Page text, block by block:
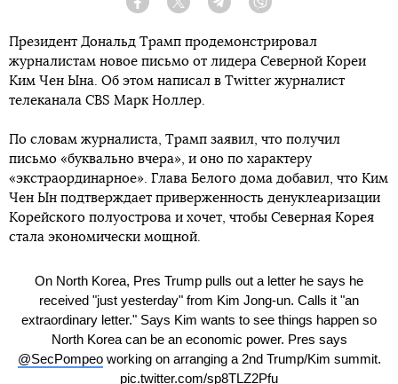
Facebook Twitter Telegram
Президент Дональд Трамп продемонстрировал
журналистам новое письмо от лидера Северной Кореи
Ким Чен Ына. Об этом написал в Twitter журналист
телеканала CBS Марк Ноллер.
По словам журналиста, Трамп заявил, что получил
письмо «буквально вчера», и оно по характеру
«экстраординарное». Глава Белого дома добавил, что Ким
Чен Ын подтверждает приверженность денуклеаризации
Корейского полуострова и хочет, чтобы Северная Корея
стала экономически мощной.
On North Korea, Pres Trump pulls out a letter he says he
received "just yesterday" from Kim Jong-un. Calls it "an
extraordinary letter." Says Kim wants to see things happen so
North Korea can be an economic power. Pres says
@SecPompeoworking on arranging a 2nd Trump/Kim summit.
pic.twitter.com/sp8TLZ2Pfu